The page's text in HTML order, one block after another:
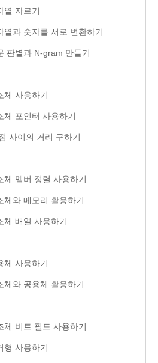
열 자르기
열과 숫자를 서로 변환하기
판별과 N-gram 만들기
체 사용하기
체 포인터 사용하기
사이의 거리 구하기
체 멤버 정렬 사용하기
체와 메모리 활용하기
체 배열 사용하기
체 사용하기
체와 공용체 활용하기
체 비트 필드 사용하기
형 사용하기